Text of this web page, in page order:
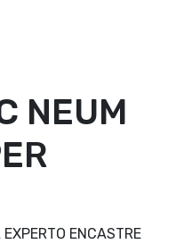
NEUM
ENCASTRE